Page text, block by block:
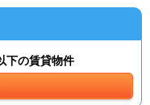
下の賃貸物件